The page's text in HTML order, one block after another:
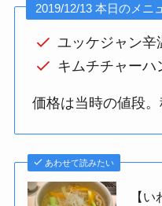
2019/12/13 本日のメニ
ユッケジャン
キムチチャーハ
価格は当時の値段
あわせて読みたい
【